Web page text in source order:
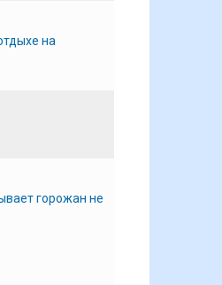
на
горожан не